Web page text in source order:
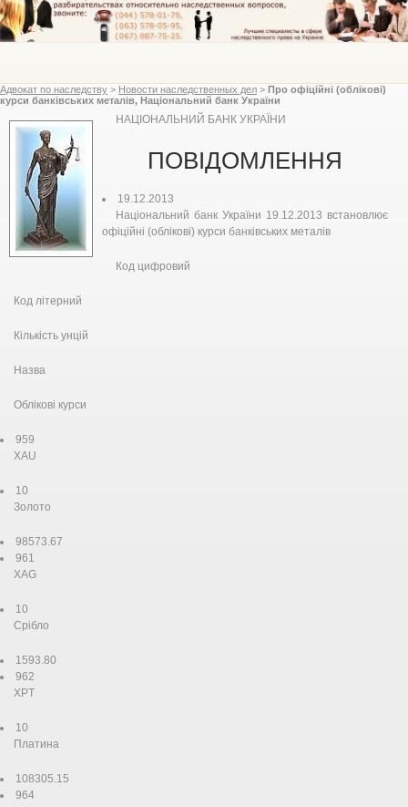
Адвокат по наследству > Новости наследственных дел > Про офіційні (облікові)
курси банківських металів, Національний банк України
НАЦІОНАЛЬНИЙ БАНК УКРАЇНИ
ПОВІДОМЛЕННЯ
19.12.2013
Національний банк України 19.12.2013 встановлює
офіційні (облікові) курси банківських металів
Код цифровий
Код літерний
Кількість унцій
Назва
Облікові курси
959
XAU
10
Золото
98573.67
961
XAG
10
Срiбло
1593.80
962
XPT
10
Платина
108305.15
964